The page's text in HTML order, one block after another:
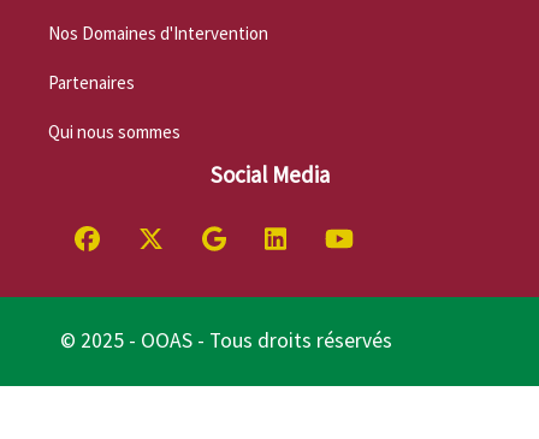
Nos Domaines d'Intervention
Partenaires
Qui nous sommes
Social Media
© 2025 - OOAS - Tous droits réservés